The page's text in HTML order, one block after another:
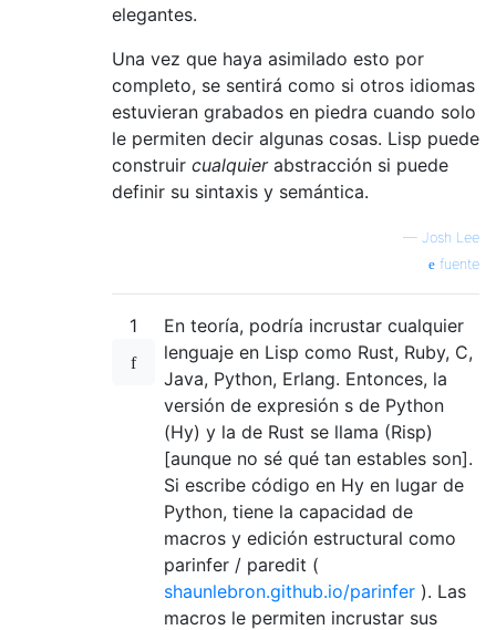
elegantes.
Una vez que haya asimilado esto por
completo, se sentirá como si otros idiomas
estuvieran grabados en piedra cuando solo
le permiten decir algunas cosas. Lisp puede
construir cualquierabstracción si puede
definir su sintaxis y semántica.
— Josh Lee
fuente
1
En teoría, podría incrustar cualquier
lenguaje en Lisp como Rust, Ruby, C,
Java, Python, Erlang. Entonces, la
versión de expresión s de Python
(Hy) y la de Rust se llama (Risp)
[aunque no sé qué tan estables son].
Si escribe código en Hy en lugar de
Python, tiene la capacidad de
macros y edición estructural como
parinfer / paredit (
shaunlebron.github.io/parinfer ). Las
macros le permiten incrustar sus